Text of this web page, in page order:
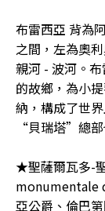
布雷西亞 背為
之間，左為奧
親河 - 波河。
的故鄉，為小
納，構成了世
“貝瑞塔”總部
★聖薩爾瓦多-
monumentale
亞公爵、倫巴